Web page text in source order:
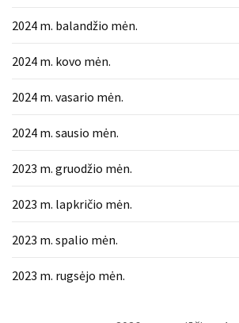
2024 m. balandžio mėn.
2024 m. kovo mėn.
2024 m. vasario mėn.
2024 m. sausio mėn.
2023 m. gruodžio mėn.
2023 m. lapkričio mėn.
2023 m. spalio mėn.
2023 m. rugsėjo mėn.